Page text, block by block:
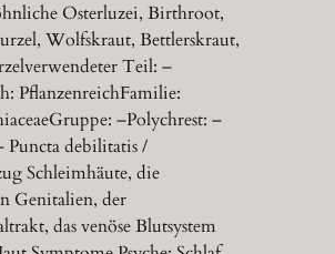
Osterluzei, Birthroot,
Wolfskraut, Bettlerskraut,
Teil: –
PflanzenreichFamilie:
–Polychrest: –
Puncta debilitatis /
Schleimhäute, die
Genitalien, der
das venöse Blutsystem